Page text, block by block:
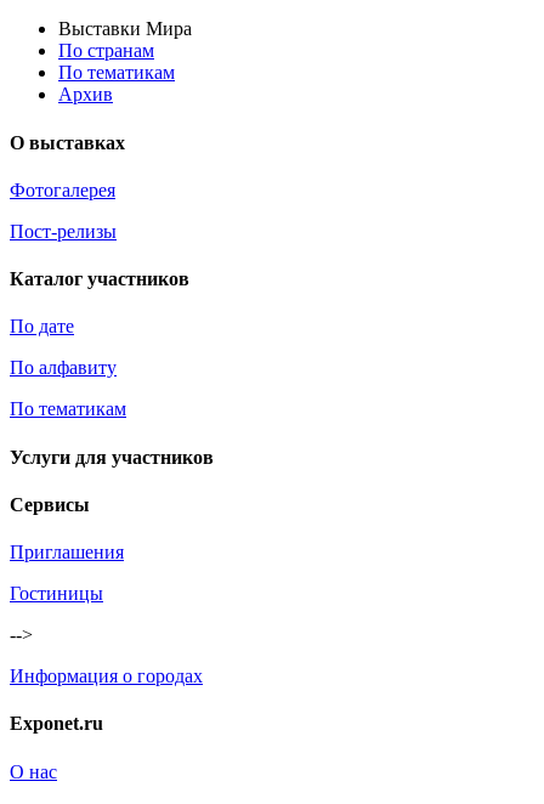
Выставки Мира
По странам
По тематикам
Архив
О выставках
Фотогалерея
Пост-релизы
Каталог участников
По дате
По алфавиту
По тематикам
Услуги для участников
Сервисы
Приглашения
Гостиницы
-->
Информация о городах
Exponet.ru
О нас